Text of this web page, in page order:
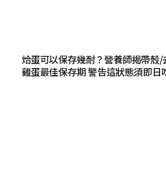
烚蛋可以保存幾耐？營養師揭帶殼/
雞蛋最佳保存期 警告這狀態須即日